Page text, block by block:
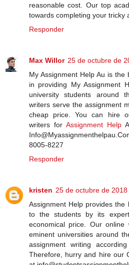
reasonable cost. Our top
towards completing your tricky
Responder
Max Willor 25 de octubre de
My Assignment Help Au is
in providing My Assignment
university students around
writers serve the assignment
cheap price. You can hire
writers forAssignment Help
8005-8227
Responder
kristen 25 de octubre de
Assignment Help provides the
to the students by its
economical price. Our
eminent universities around
assignment writing
Therefore, hurry and hire our